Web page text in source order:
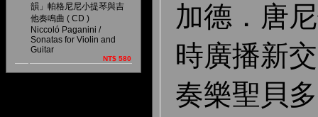
韻」帕格尼尼小提琴與吉
他奏鳴曲 ( CD )
Niccoló Paganini /
Sonatas for Violin and
Guitar
NT$ 580
加德．唐
時廣播新
奏樂聖貝